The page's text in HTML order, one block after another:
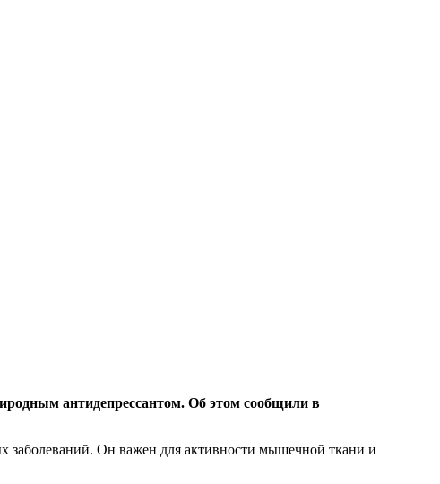
антидепрессантом. Об этом сообщили в
заболеваний. Он важен для активности мышечной ткани и